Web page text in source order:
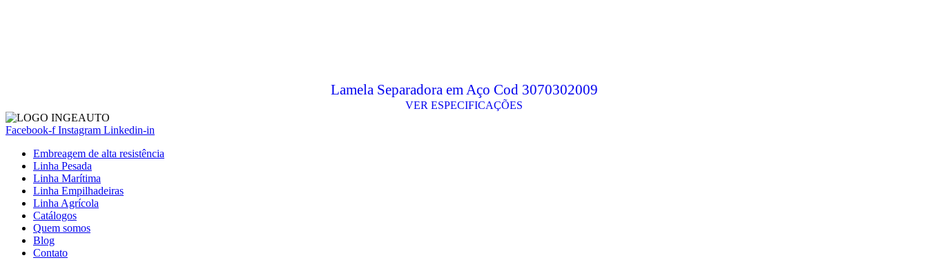
Lamela Separadora em Aço Cod 3070302009
VER ESPECIFICAÇÕES
Facebook-f Instagram Linkedin-in
Embreagem de alta resistência
Linha Pesada
Linha Marítima
Linha Empilhadeiras
Linha Agrícola
Catálogos
Quem somos
Blog
Contato